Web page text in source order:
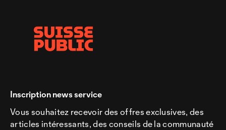
Inscription news service
Vous souhaitez recevoir des offres exclusives, des
articles intéressants, des conseils de la communauté